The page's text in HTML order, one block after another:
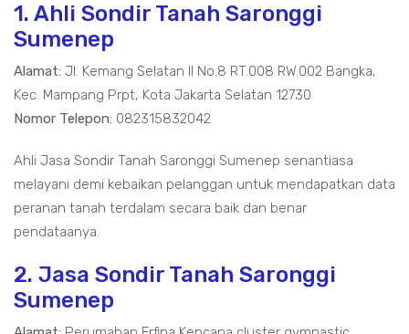
1. Ahli Sondir Tanah Saronggi
Sumenep
Alamat: Jl. Kemang Selatan II No.8 RT.008 RW.002 Bangka,
Kec. Mampang Prpt, Kota Jakarta Selatan 12730
Nomor Telepon: 082315832042
Ahli Jasa Sondir Tanah Saronggi Sumenep senantiasa
melayani demi kebaikan pelanggan untuk mendapatkan data
peranan tanah terdalam secara baik dan benar
pendataanya.
2. Jasa Sondir Tanah Saronggi
Sumenep